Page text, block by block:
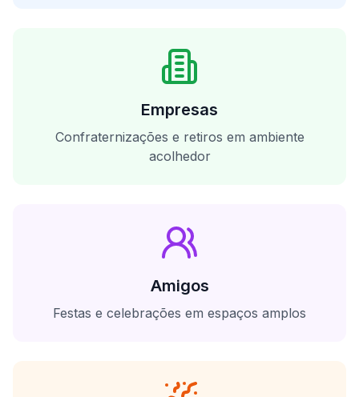
Empresas
Confraternizações e retiros em ambiente
acolhedor
Amigos
Festas e celebrações em espaços amplos